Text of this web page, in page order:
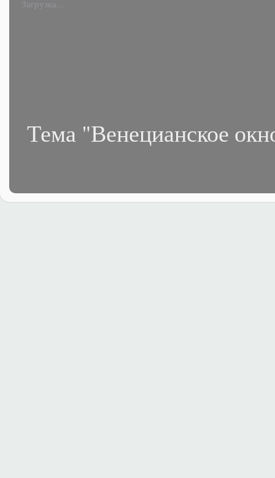
Загрузка...
Тема "Венецианское